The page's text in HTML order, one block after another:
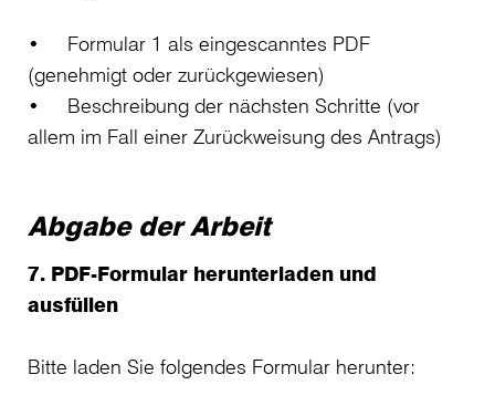
• Formular 1 als eingescanntes PDF
(genehmigt oder zurückgewiesen)
• Beschreibung der nächsten Schritte (vor
allem im Fall einer Zurückweisung des Antrags)
Abgabe der Arbeit
7. PDF-Formular herunterladen und
ausfüllen
Bitte laden Sie folgendes Formular herunter: